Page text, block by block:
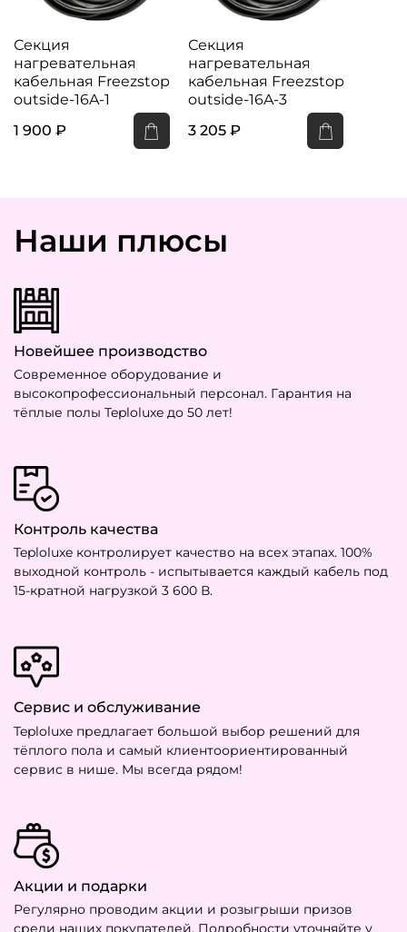
Секция
нагревательная
кабельная Freezstop
outside-16A-1
1 900 ₽
Секция
нагревательная
кабельная Freezstop
outside-16A-3
3 205 ₽
Наши плюсы
Новейшее производство
Современное оборудование и
высокопрофессиональный персонал. Гарантия на
тёплые полы Teploluxe до 50 лет!
Контроль качества
Teploluxe контролирует качество на всех этапах. 100%
выходной контроль - испытывается каждый кабель под
15-кратной нагрузкой 3 600 В.
Сервис и обслуживание
Teploluxe предлагает большой выбор решений для
тёплого пола и самый клиентоориентированный
сервис в нише. Мы всегда рядом!
Акции и подарки
Регулярно проводим акции и розыгрыши призов
среди наших покупателей. Подробности уточняйте у